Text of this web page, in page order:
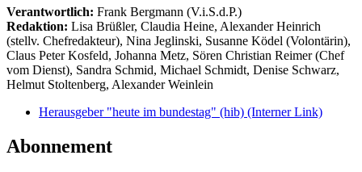
Verantwortlich: Frank Bergmann (V.i.S.d.P.)
Redaktion: Lisa Brüßler, Claudia Heine, Alexander Heinrich
(stellv. Chefredakteur), Nina Jeglinski, Susanne Ködel (Volontärin),
Claus Peter Kosfeld, Johanna Metz, Sören Christian Reimer (Chef
vom Dienst), Sandra Schmid, Michael Schmidt, Denise Schwarz,
Helmut Stoltenberg, Alexander Weinlein
Herausgeber "heute im bundestag" (hib) (Interner Link)
Abonnement